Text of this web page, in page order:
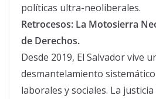
políticas ultra-neoliberales.
Retrocesos: La Motosierra
de Derechos.
Desde 2019, El Salvador vive
desmantelamiento
laborales y sociales. La